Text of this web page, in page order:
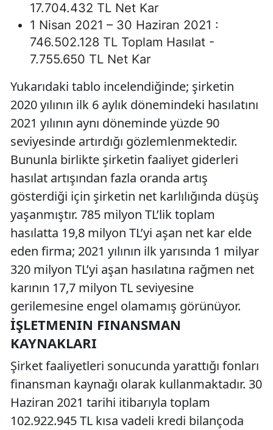
17.704.432 TL Net Kar
1 Nisan 2021 – 30 Haziran 2021 :
746.502.128 TL Toplam Hasılat -
7.755.650 TL Net Kar
Yukarıdaki tablo incelendiğinde; şirketin
2020 yılının ilk 6 aylık dönemindeki hasılatını
2021 yılının aynı döneminde yüzde 90
seviyesinde artırdığı gözlemlenmektedir.
Bununla birlikte şirketin faaliyet giderleri
hasılat artışından fazla oranda artış
gösterdiği için şirketin net karlılığında düşüş
yaşanmıştır. 785 milyon TL’lik toplam
hasılatta 19,8 milyon TL’yi aşan net kar elde
eden firma; 2021 yılının ilk yarısında 1 milyar
320 milyon TL’yi aşan hasılatına rağmen net
karının 17,7 milyon TL seviyesine
gerilemesine engel olamamış görünüyor.
İŞLETMENIN FINANSMAN
KAYNAKLARI
Şirket faaliyetleri sonucunda yarattığı fonları
finansman kaynağı olarak kullanmaktadır. 30
Haziran 2021 tarihi itibarıyla toplam
102.922.945 TL kısa vadeli kredi bilançoda